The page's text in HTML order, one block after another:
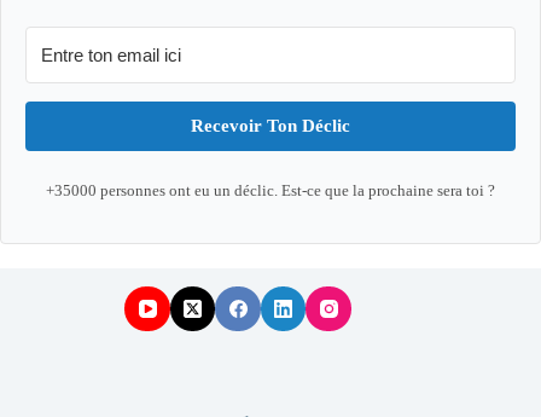
Recevoir Ton Déclic
+35000 personnes ont eu un déclic. Est-ce que la prochaine sera toi ?